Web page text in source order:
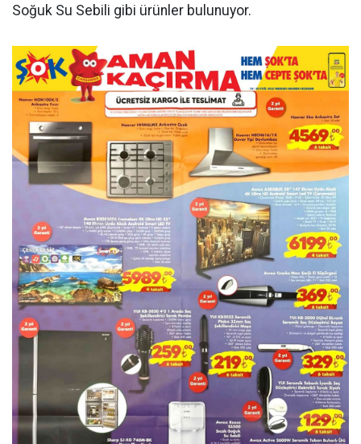
Soğuk Su Sebili gibi ürünler bulunuyor.